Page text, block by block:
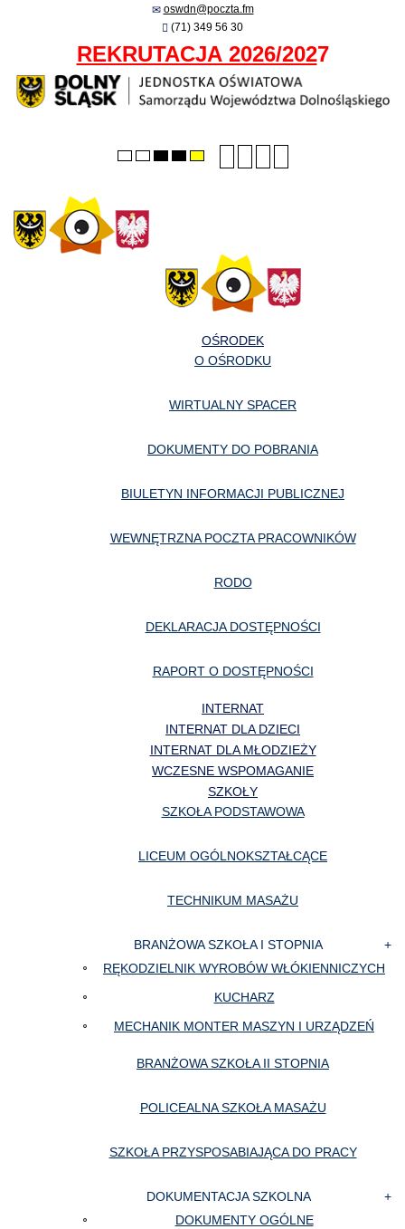
oswdn@poczta.fm
(71) 349 56 30
REKRUTACJA 2026/2027
Default
NightHighHighHigh
fontfont
font
OŚRODEK
O OŚRODKU
WIRTUALNY SPACER
DOKUMENTY DO POBRANIA
BIULETYN INFORMACJI PUBLICZNEJ
WEWNĘTRZNA POCZTA PRACOWNIKÓW
RODO
DEKLARACJA DOSTĘPNOŚCI
RAPORT O DOSTĘPNOŚCI
INTERNAT
INTERNAT DLA DZIECI
INTERNAT DLA MŁODZIEŻY
WCZESNE WSPOMAGANIE
SZKOŁY
SZKOŁA PODSTAWOWA
LICEUM OGÓLNOKSZTAŁCĄCE
TECHNIKUM MASAŻU
BRANŻOWA SZKOŁA I STOPNIA
RĘKODZIELNIK WYROBÓW WŁÓKIENNICZYCH
KUCHARZ
MECHANIK MONTER MASZYN I URZĄDZEŃ
BRANŻOWA SZKOŁA II STOPNIA
POLICEALNA SZKOŁA MASAŻU
SZKOŁA PRZYSPOSABIAJĄCA DO PRACY
DOKUMENTACJA SZKOLNA
DOKUMENTY OGÓLNE